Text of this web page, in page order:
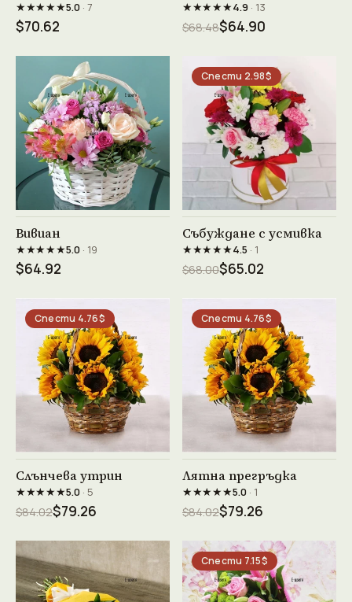
★★★★★5.0· 7
$70.62
★★★★★4.9· 13
$68.48$64.90
Виж продукта →
Вивиан
★★★★★5.0· 19
$64.92
Спести 2.98$
Виж продукта →
Събуждане с усмивка
★★★★★4.5 · 1
$68.00$65.02
Спести 4.76$
Виж продукта →
Слънчева утрин
★★★★★5.0· 5
$84.02$79.26
Спести 4.76$
Виж продукта →
Лятна прегръдка
★★★★★5.0· 1
$84.02$79.26
Спести 7.15$